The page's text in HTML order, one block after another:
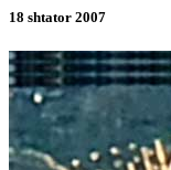
18 shtator 2007